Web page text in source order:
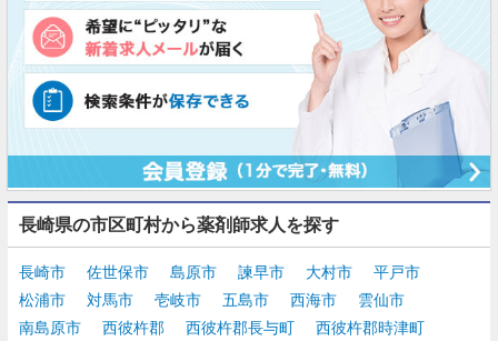
長崎県の市区町村から薬剤師求人を探す
長崎市 佐世保市 島原市 諫早市 大村市
平戸市
松浦市
対馬市 壱岐市 五島市 西海市
雲仙市
南島原市
西彼杵郡 西彼杵郡長与町
西彼杵郡時津町